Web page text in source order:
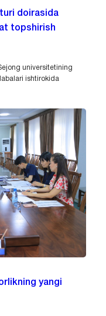
doirasida
topshirish
universitetining
ishtirokida
yangi